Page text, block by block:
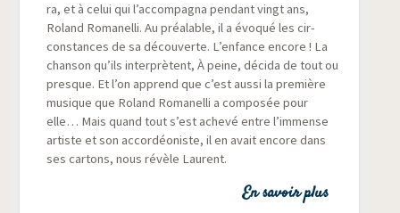
ra, et à celui qui l’accompagna pen­dant vingt ans,
Roland Roma­nel­li. Au préa­lable, il a évo­qué les cir­
cons­tances de sa décou­verte. L’enfance encore ! La
chan­son qu’ils inter­prètent, À peine, déci­da de tout ou
presque. Et l’on apprend que c’est aus­si la pre­mière
musique que Roland Roma­nel­li a com­po­sée pour
elle… Mais quand tout s’est ache­vé entre l’immense
artiste et son accor­déo­niste, il en avait encore dans
ses car­tons, nous révèle Laurent.
En savoir plus